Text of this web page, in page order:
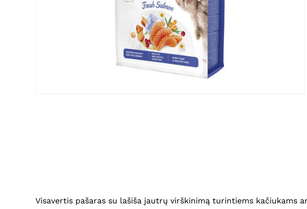
Visavertis pašaras su lašiša jautrų virškinimą turintiems kačiukams